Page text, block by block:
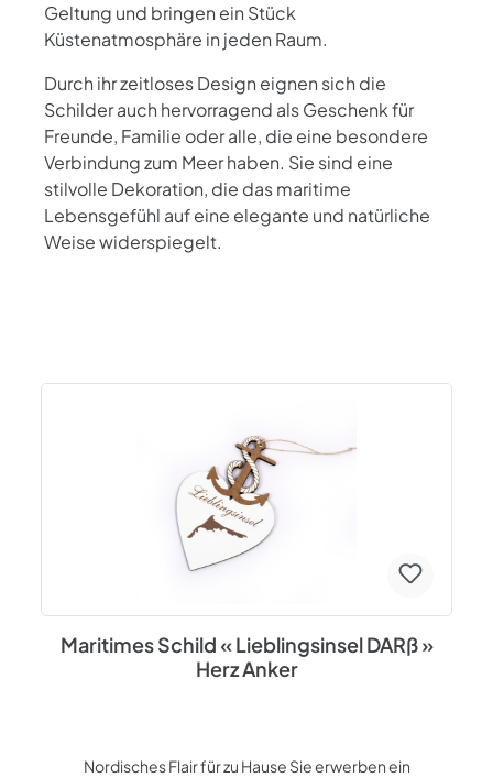
Geltung und bringen ein Stück
Küstenatmosphäre in jeden Raum.
Durch ihr zeitloses Design eignen sich die
Schilder auch hervorragend als Geschenk für
Freunde, Familie oder alle, die eine besondere
Verbindung zum Meer haben. Sie sind eine
stilvolle Dekoration, die das maritime
Lebensgefühl auf eine elegante und natürliche
Weise widerspiegelt.
Maritimes Schild « Lieblingsinsel DARß »
Herz Anker
Nordisches Flair für zu Hause Sie erwerben ein